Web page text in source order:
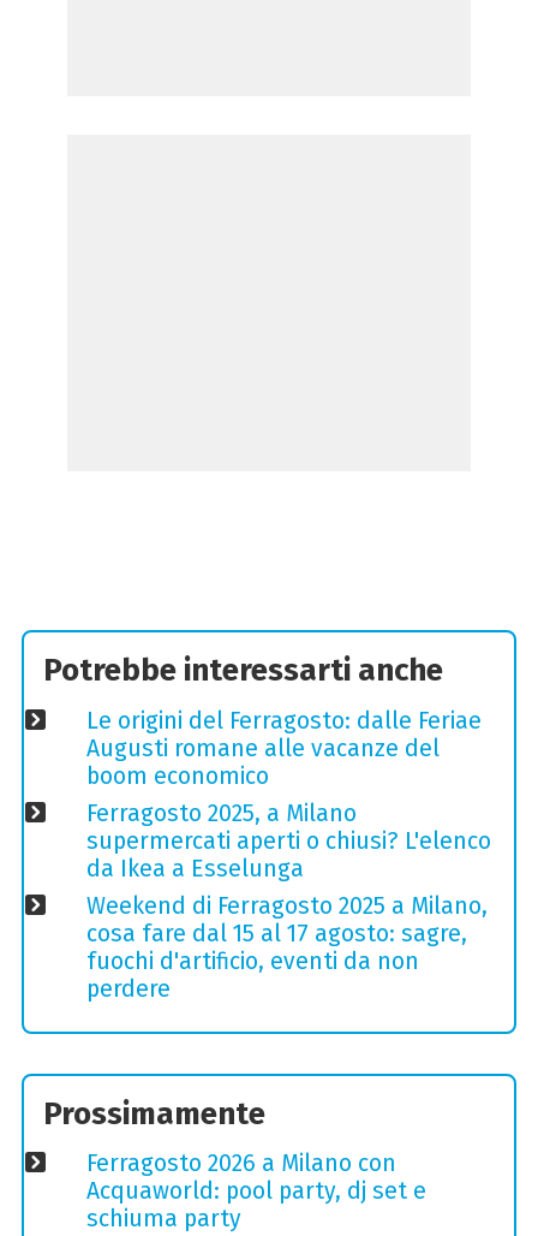
Potrebbe interessarti anche
Le origini del Ferragosto: dalle Feriae
Augusti romane alle vacanze del
boom economico
Ferragosto 2025, a Milano
supermercati aperti o chiusi? L'elenco
da Ikea a Esselunga
Weekend di Ferragosto 2025 a Milano,
cosa fare dal 15 al 17 agosto: sagre,
fuochi d'artificio, eventi da non
perdere
Prossimamente
Ferragosto 2026 a Milano con
Acquaworld: pool party, dj set e
schiuma party